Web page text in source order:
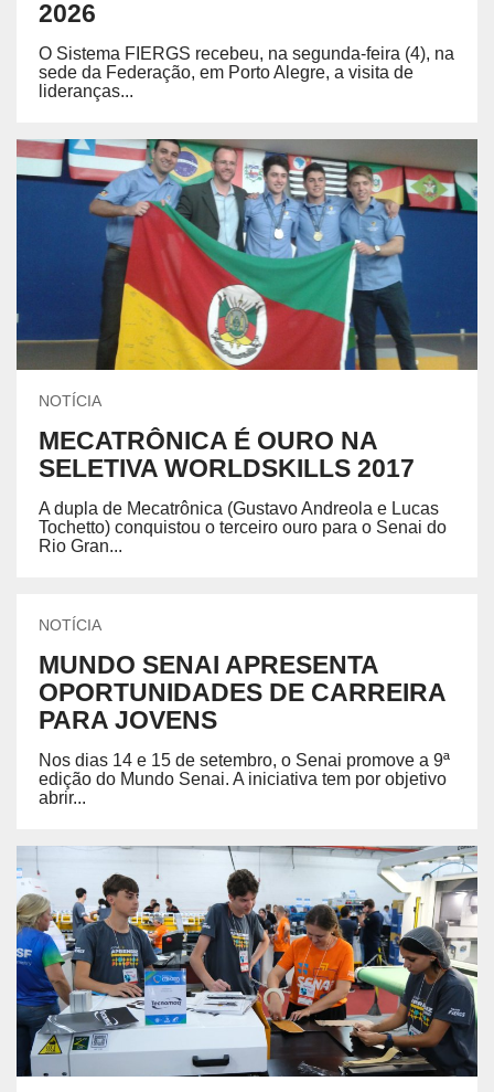
2026
O Sistema FIERGS recebeu, na segunda-feira (4), na
sede da Federação, em Porto Alegre, a visita de
lideranças...
NOTÍCIA
MECATRÔNICA É OURO NA
SELETIVA WORLDSKILLS 2017
A dupla de Mecatrônica (Gustavo Andreola e Lucas
Tochetto) conquistou o terceiro ouro para o Senai do
Rio Gran...
NOTÍCIA
MUNDO SENAI APRESENTA
OPORTUNIDADES DE CARREIRA
PARA JOVENS
Nos dias 14 e 15 de setembro, o Senai promove a 9ª
edição do Mundo Senai. A iniciativa tem por objetivo
abrir...